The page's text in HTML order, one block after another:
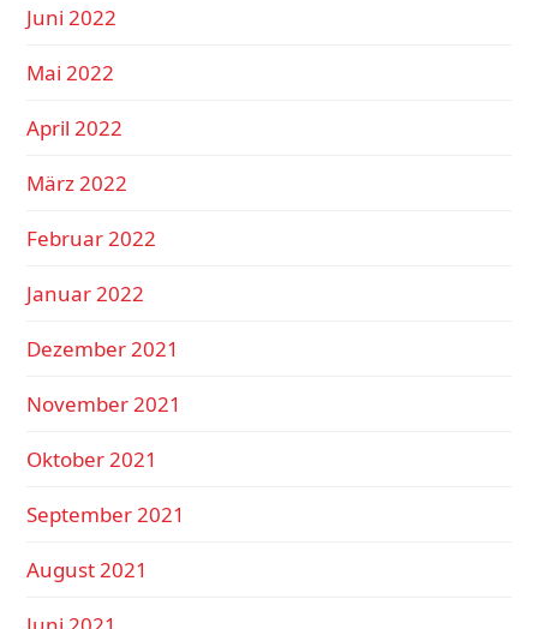
Juni 2022
Mai 2022
April 2022
März 2022
Februar 2022
Januar 2022
Dezember 2021
November 2021
Oktober 2021
September 2021
August 2021